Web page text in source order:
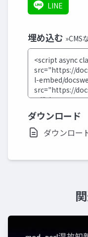
LINE
埋め込む »CMS
ダウンロード
ダウンロー